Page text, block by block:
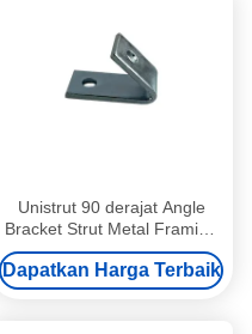
Unistrut 90 derajat Angle
Bracket Strut Metal Framing
Unistrut Channel Fittings
Dapatkan Harga Terbaik